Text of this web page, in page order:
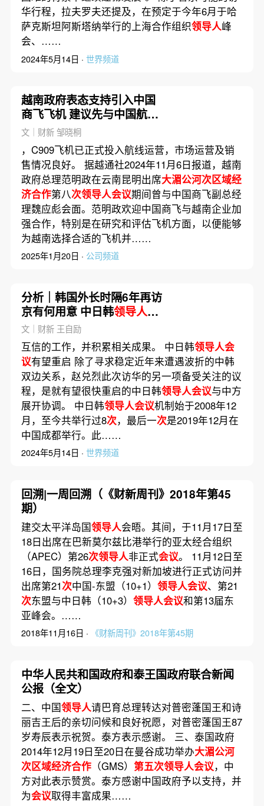
华行程，拉夫罗夫还提及，在预定于今年6月于哈
萨克斯坦阿斯塔纳举行的上海合作组织领导人峰
会、……
2024年5月14日 · 世界频道
越南政府表态支持引入中国
商飞飞机 建议先与中国航司
合作试飞
文｜财新 邹晓桐
，C909飞机已正式投入航线运营，市场运营及销
售情况良好。 据越通社2024年11月6日报道，越南
政府总理范明政在云南昆明出席大湄公河次区域经
济合作第八次领导人会议期间曾与中国商飞副总经
理魏应彪会面。范明政欢迎中国商飞与越南企业加
强合作，特别是在研究和评估飞机方面，以便能够
为越南选择合适的飞机并……
2025年1月20日 · 公司频道
分析｜韩国外长时隔6年再访
京有何用意 中日韩领导人会
议 能否重启
文｜财新 王自励
互信的工作，并积累相关成果。 中日韩领导人会
议有望重启 除了寻求稳定近年来遭遇波折的中韩
双边关系，赵兑烈此次访华的另一项备受关注的议
程，是就有望很快重启的中日韩领导人会议与中方
展开协调。 中日韩领导人会议机制始于2008年12
月，至今共举行过8次，最后一次是2019年12月在
中国成都举行。此……
2024年5月14日 · 世界频道
回溯|一周回溯（《财新周刊》2018年第45
期）
建交太平洋岛国领导人会晤。其间，于11月17日至
18日出席在巴新莫尔兹比港举行的亚太经合组织
（APEC）第26次领导人非正式会议。 11月12日至
16日，国务院总理李克强对新加坡进行正式访问并
出席第21次中国-东盟（10+1） 领导人会议、第21
次东盟与中日韩（10+3） 领导人会议和第13届东
亚峰会。……
2018年11月16日 · 《财新周刊》2018年第45期
中华人民共和国政府和泰王国政府联合新闻
公报（全文）
二、中国领导人请巴育总理转达对普密蓬国王和诗
丽吉王后的亲切问候和良好祝愿，对普密蓬国王87
岁寿辰表示祝贺。泰方表示感谢。 三、泰国政府
2014年12月19日至20日在曼谷成功举办大湄公河
次区域经济合作（GMS） 第五次领导人会议，中
方对此表示赞赏。泰方感谢中国政府予以支持，并
为会议取得丰富成果……